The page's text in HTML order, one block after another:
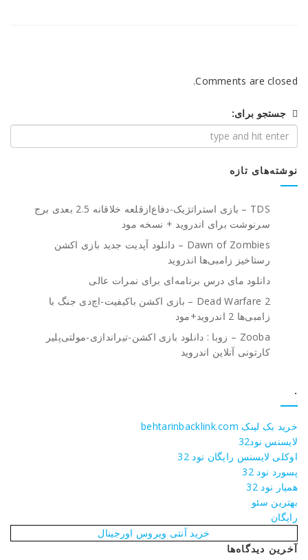
Comments are closed.
جستجو برای:
نوشته‌های تازه
TDS – بازی استراتژیک-دفاع‌از‌قلعه خلاقانه 2.5 بعدی برج
سرنوشت برای اندروید + نسخه مود
Dawn of Zombies – دانلود آپدیت جدید بازی اکشن
رستاخیز زامبی‌ها اندروید
دانلود مای درس برنامه‌ای برای نمرات عالی
Dead Warfare 2 – بازی اکشن باکیفیت-اچ‌دی جنگ با
زامبی‌ها 2 اندروید+مود
Zooba – زوبا : دانلود بازی اکشن-تیراندازی-مولتی‌پلیر
کارتونی آنلاین اندروید
.
خرید بک لینک behtarinbacklink.com
لایسنس نود32
اوکلی لایسنس رایگان نود 32
پسورد نود 32
همیار نود 32
بهترین سئو
رایگان
خرید آنتی ویروس اورجینال
آخرین دیدگاه‌ها